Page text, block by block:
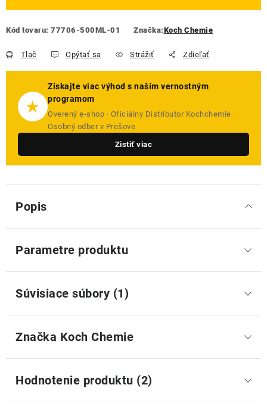
Kód tovaru: 77706-500ML-01 Značka:Koch Chemie
Tlač Opýtať sa Strážiť Zdieľať
★
Získajte viac výhod s naším vernostným
programom
Overený e-shop · Oficiálny Distributor Kochchemie ·
Osobný odber v Prešove
Zistiť viac
Popis
Parametre produktu
Súvisiace súbory (1)
Značka Koch Chemie
Hodnotenie produktu (2)